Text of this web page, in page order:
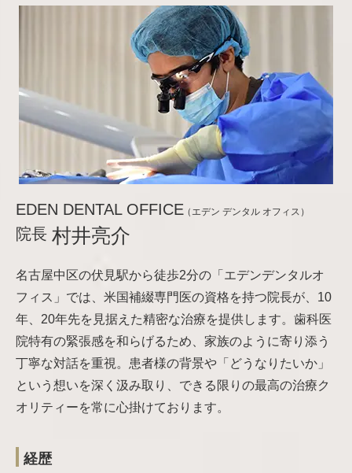
EDEN DENTAL OFFICE（エデン デンタル オフィス）
院長 村井亮介
名古屋中区の伏見駅から徒歩2分の「エデンデンタルオ
フィス」では、米国補綴専門医の資格を持つ院長が、10
年、20年先を見据えた精密な治療を提供します。歯科医
院特有の緊張感を和らげるため、家族のように寄り添う
丁寧な対話を重視。患者様の背景や「どうなりたいか」
という想いを深く汲み取り、できる限りの最高の治療ク
オリティーを常に心掛けております。
経歴